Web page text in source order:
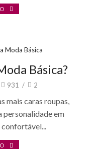
Básica?
931 / 2
mais caras roupas,
personalidade em
confortável...